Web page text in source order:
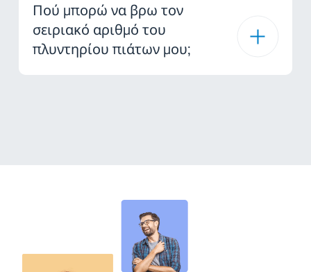
Πού μπορώ να βρω τον
σειριακό αριθμό του
πλυντηρίου πιάτων μου;